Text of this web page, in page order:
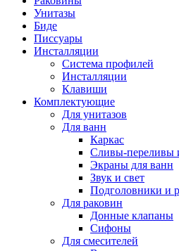
Унитазы
Биде
Писсуары
Инсталляции
Система профилей
Инсталляции
Клавиши
Комплектующие
Для унитазов
Для ванн
Каркас
Сливы-переливы
Экраны для ванн
Звук и свет
Подголовники и
Для раковин
Донные клапаны
Сифоны
Для смесителей